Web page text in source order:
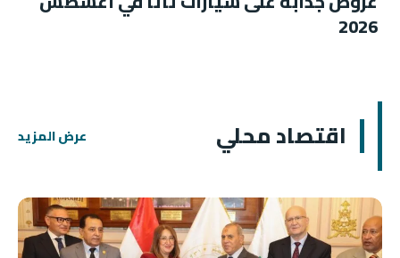
2026
اقتصاد محلي عرض المزيد